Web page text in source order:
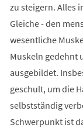
zu steigern. Alles
Gleiche - den
wesentliche
Muskeln gedehnt
ausgebildet.
geschult, um die
selbstständig
Schwerpunkt ist